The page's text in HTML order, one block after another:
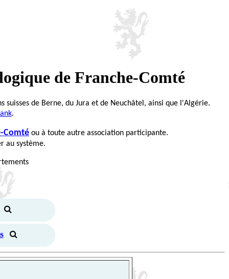
de Franche-Comté
de Berne, du Jura et de Neuchâtel, ainsi que l'Algérie.
.
Comté ou à toute autre association participante.
au système.